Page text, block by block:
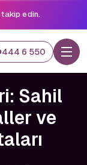
takip edin.
444 6 550
Sahil
ve